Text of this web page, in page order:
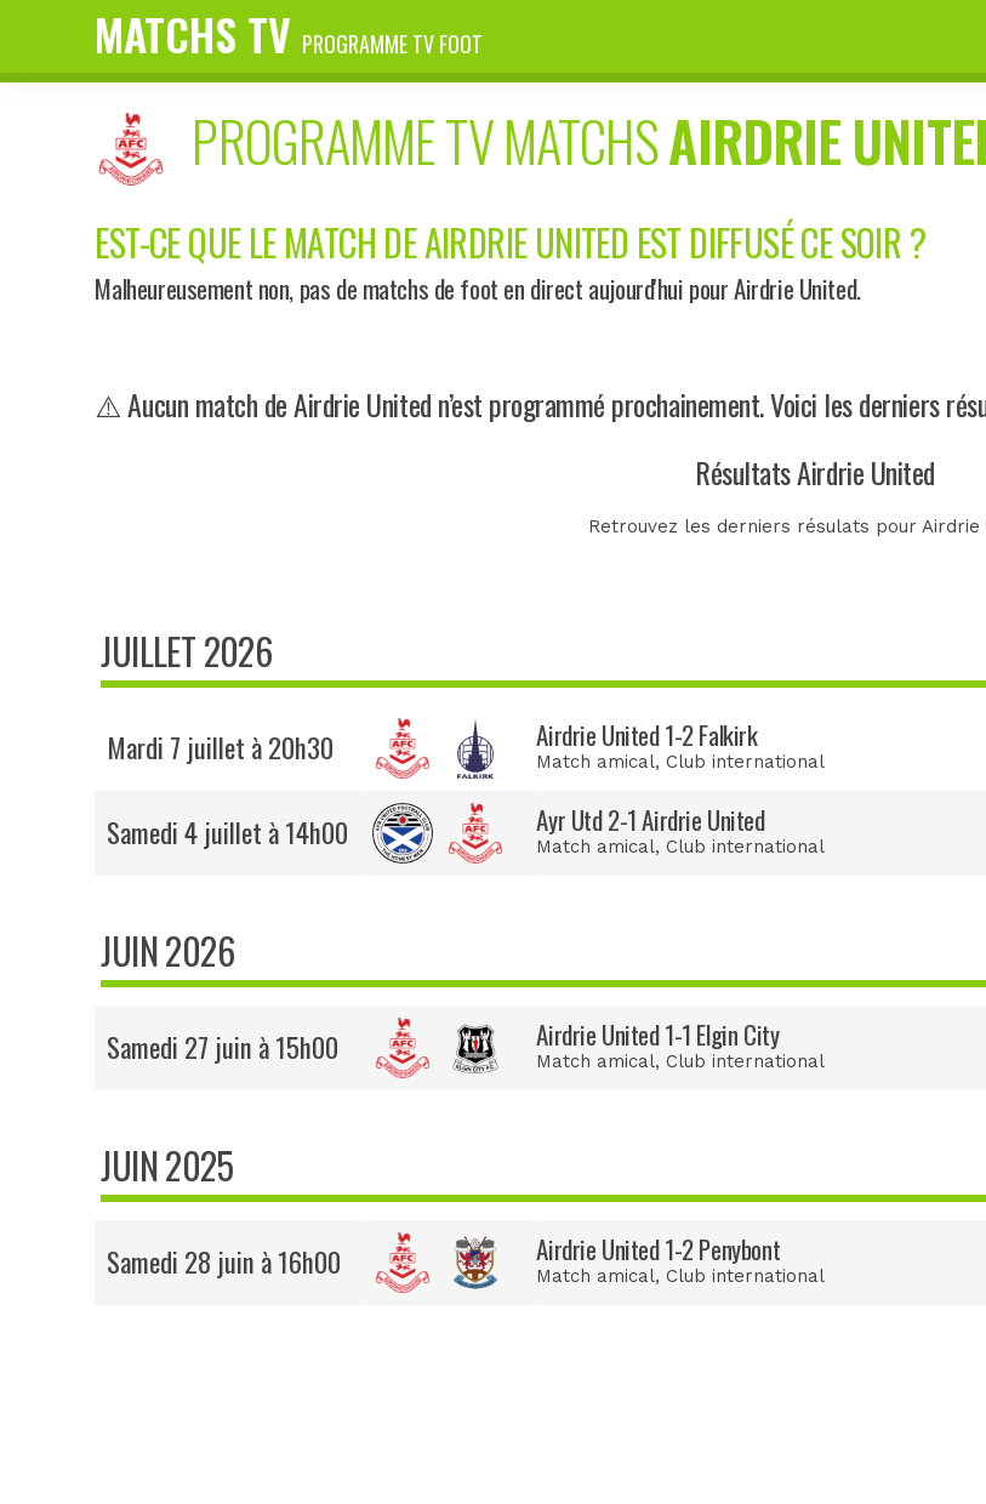
MATCHS TV PROGRAMME TV FOOT
PROGRAMME TV MATCHSAIRDRIE
EST-CE QUE LE MATCH DE AIRDRIE UNITED EST DIFFUSÉ CE SOIR ?
Malheureusement non, pas de matchs de foot en direct aujourd'hui pour Airdrie United.
⚠️ Aucun match de Airdrie United n’est programmé prochainement. Voici les derniers
Résultats Airdrie United
Retrouvez les derniers résulats pour Airdrie
JUILLET 2026
Mardi 7 juillet à 20h30 Airdrie United 1-2 Falkirk
Match amical, Club international
Samedi 4 juillet à 14h00 Ayr Utd 2-1 Airdrie United
Match amical, Club international
JUIN 2026
Samedi 27 juin à 15h00 Airdrie United 1-1 Elgin City
Match amical, Club international
JUIN 2025
Samedi 28 juin à 16h00 Airdrie United 1-2 Penybont
Match amical, Club international